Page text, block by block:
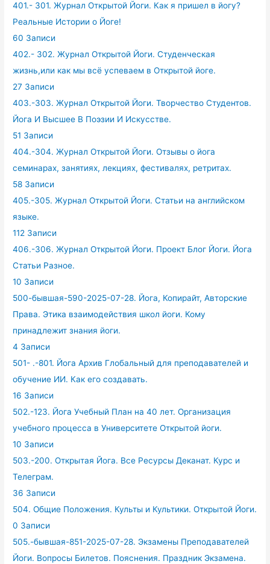
401.- 301. Журнал Открытой Йоги. Как я пришел в йогу?
Реальные Истории о Йоге!
60 Записи
402.- 302. Журнал Открытой Йоги. Студенческая
жизнь,или как мы всё успеваем в Открытой йоге.
27 Записи
403.-303. Журнал Открытой Йоги. Творчество Студентов.
Йога И Высшее В Поэзии И Искусстве.
51 Записи
404.-304. Журнал Открытой Йоги. Отзывы о йога
семинарах, занятиях, лекциях, фестивалях, ретритах.
58 Записи
405.-305. Журнал Открытой Йоги. Статьи на английском
языке.
112 Записи
406.-306. Журнал Открытой Йоги. Проект Блог Йоги. Йога
Статьи Разное.
10 Записи
500-бывшая-590-2025-07-28. Йога, Копирайт, Авторские
Права. Этика взаимодействия школ йоги. Кому
принадлежит знания йоги.
4 Записи
501- .-801. Йога Архив Глобальный для преподавателей и
обучение ИИ. Как его создавать.
16 Записи
502.-123. Йога Учебный План на 40 лет. Организация
учебного процесса в Университете Открытой йоги.
10 Записи
503.-200. Открытая Йога. Все Ресурсы Деканат. Курс и
Телеграм.
36 Записи
504. Общие Положения. Культы и Культики. Открытой Йоги.
0 Записи
505.-бывшая-851-2025-07-28. Экзамены Преподавателей
Йоги. Вопросы Билетов. Пояснения. Праздник Экзамена.